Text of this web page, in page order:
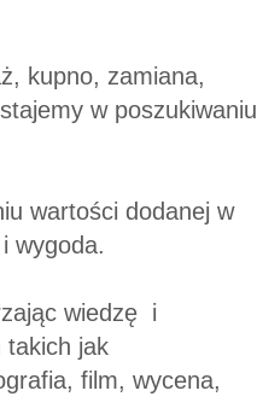
kupno, zamiana,
w poszukiwaniu
wartości dodanej w
wygoda.
wiedzę i
takich jak
film, wycena,